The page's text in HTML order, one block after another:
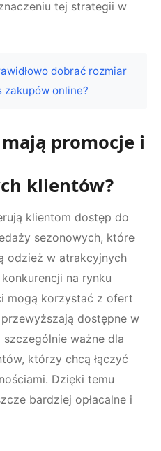
tej strategii w
dobrać rozmiar
zakupów online?
promocje i
klientów?
klientom dostęp do
sezonowych, które
odzież w atrakcyjnych
na rynku
mogą korzystać z ofert
dostępne w
ważne dla
którzy chcą łączyć
Dzięki temu
bardziej opłacalne i